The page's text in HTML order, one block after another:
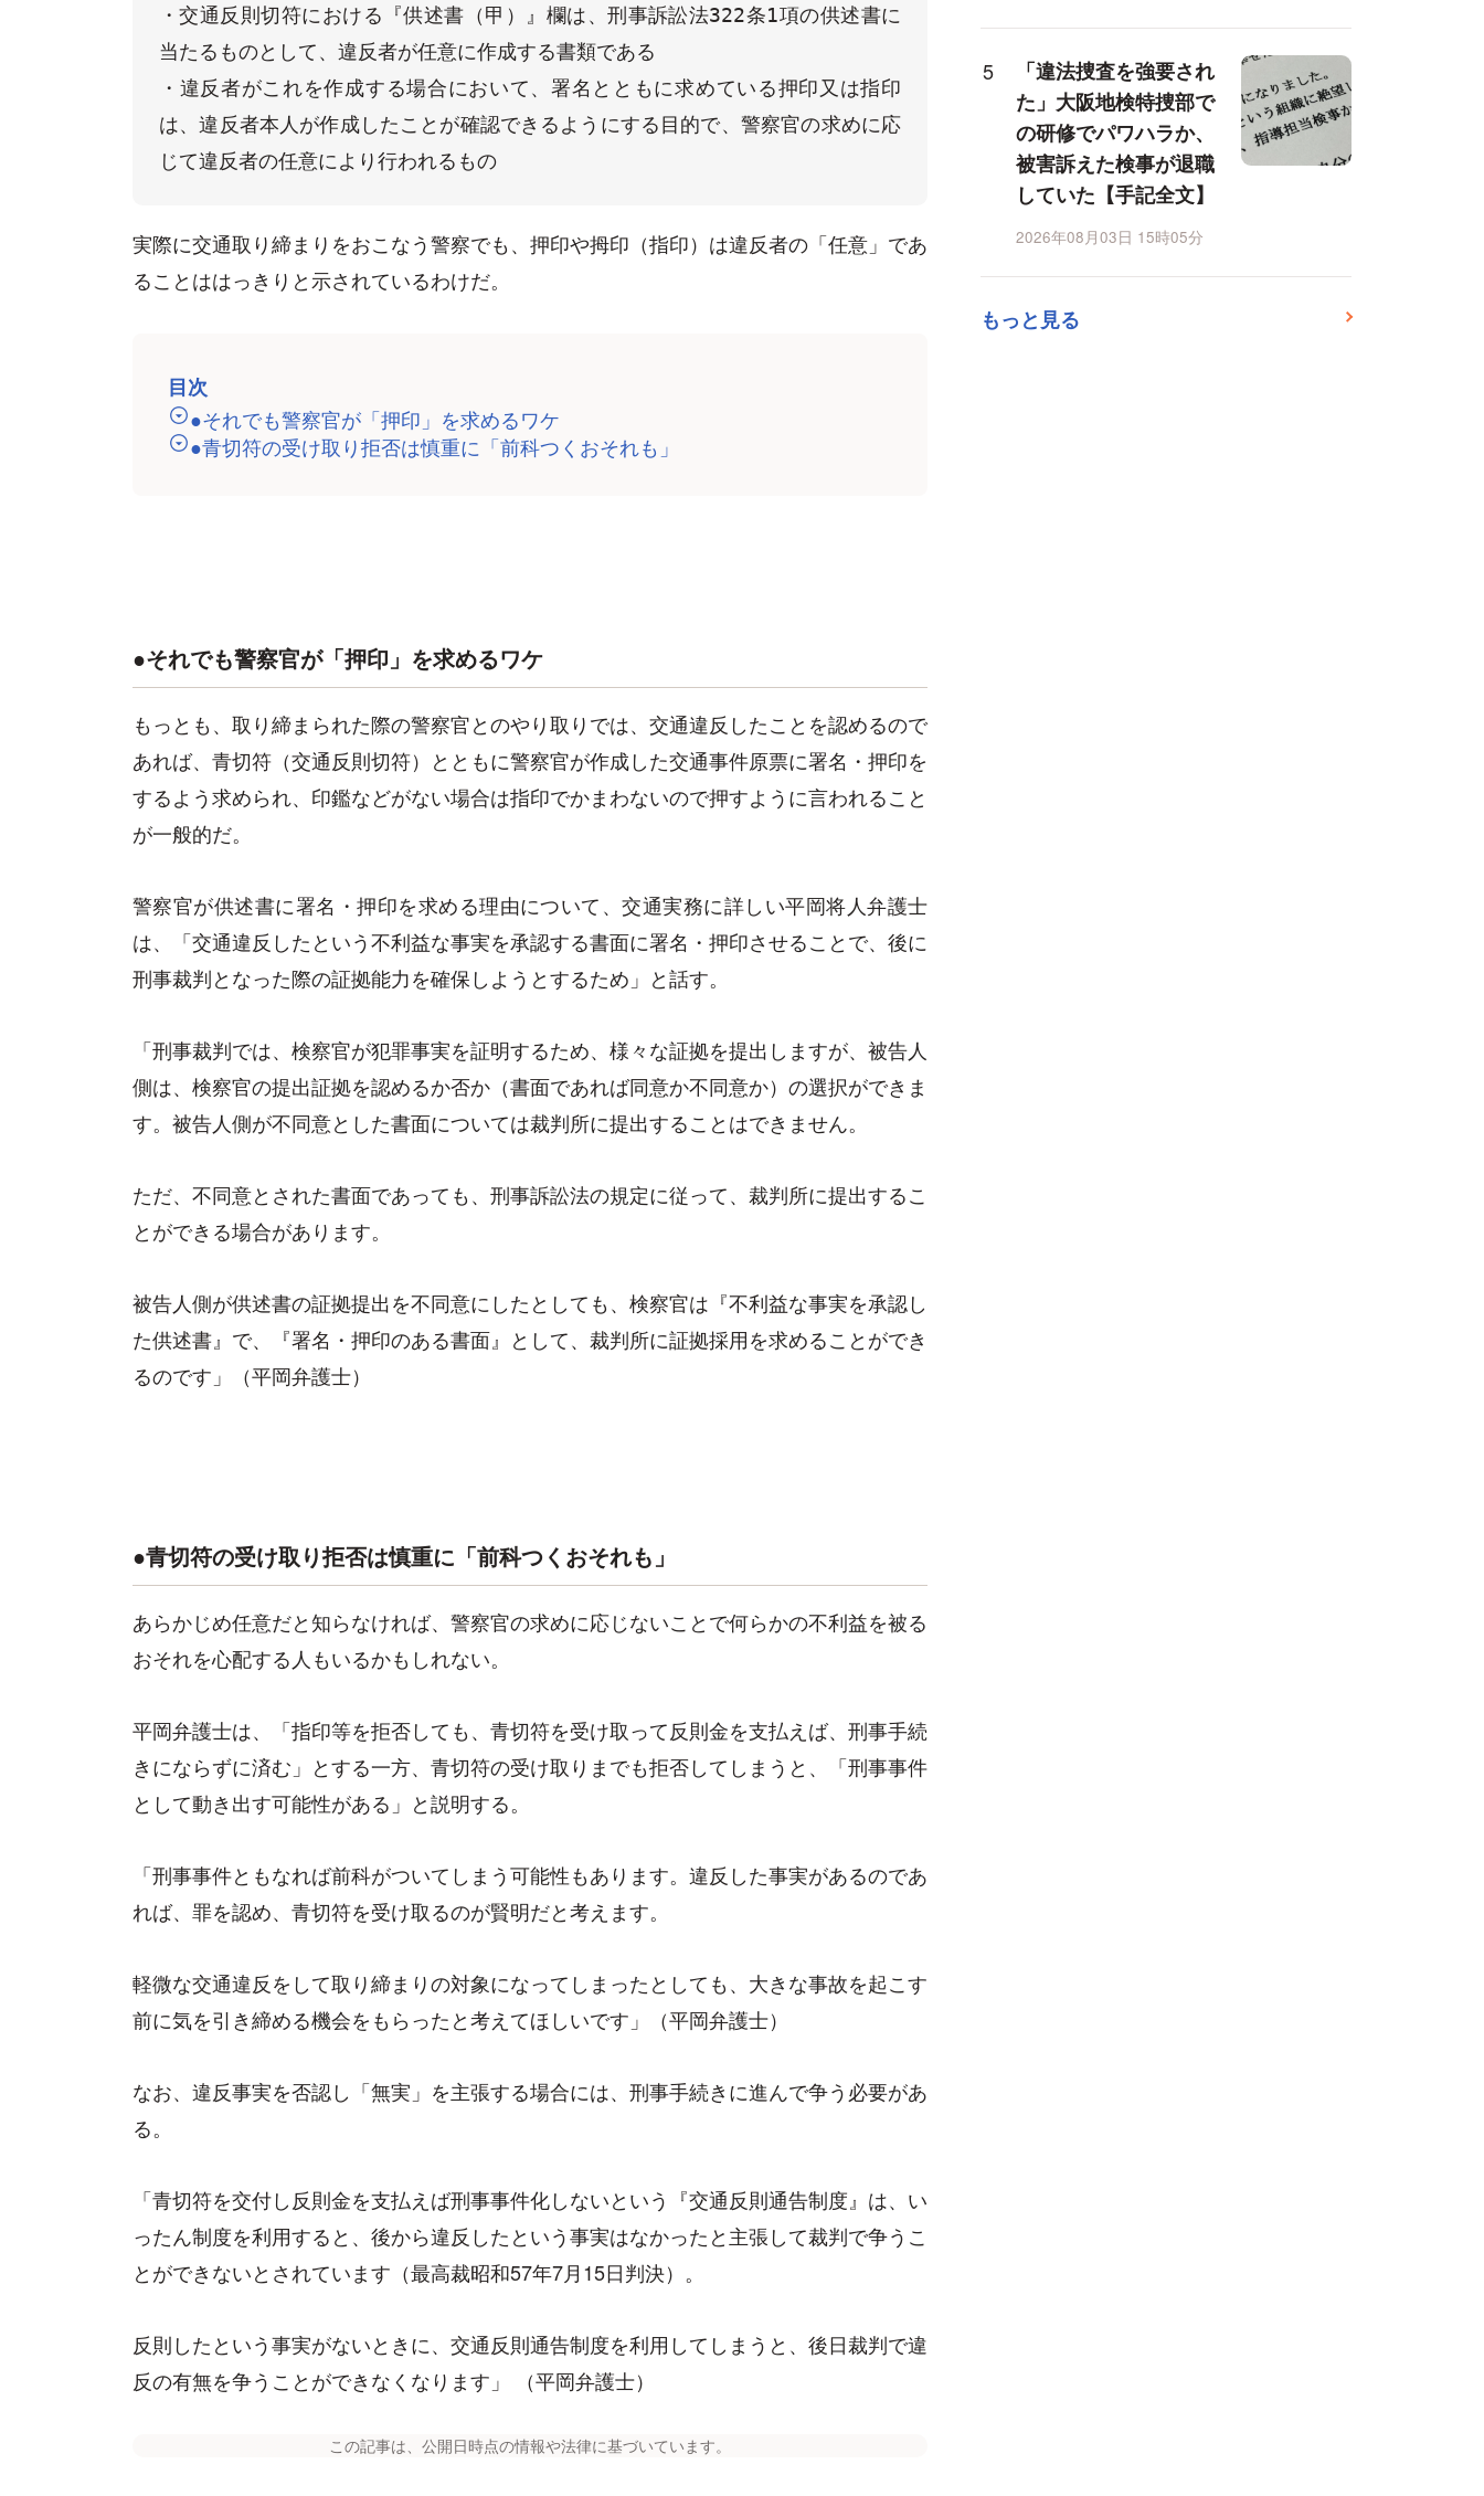
・交通反則切符における『供述書（甲）』欄は、刑事訴訟法322条1項の供述書に
当たるものとして、違反者が任意に作成する書類である
・違反者がこれを作成する場合において、署名とともに求めている押印又は指印
は、違反者本人が作成したことが確認できるようにする目的で、警察官の求めに応
実際に交通取り締まりをおこなう警察でも、押印や拇印（指印）は違反者の「任意」であ
ることははっきりと示されているわけだ。
目次
●それでも警察官が「押印」を求めるワケ
●青切符の受け取り拒否は慎重に「前科つくおそれも」
●それでも警察官が「押印」を求めるワケ
もっとも、取り締まられた際の警察官とのやり取りでは、交通違反したことを認めるので
あれば、青切符（交通反則切符）とともに警察官が作成した交通事件原票に署名・押印を
するよう求められ、印鑑などがない場合は指印でかまわないので押すように言われること
が一般的だ。
警察官が供述書に署名・押印を求める理由について、交通実務に詳しい平岡将人弁護士
は、「交通違反したという不利益な事実を承認する書面に署名・押印させることで、後に
刑事裁判となった際の証拠能力を確保しようとするため」と話す。
「刑事裁判では、検察官が犯罪事実を証明するため、様々な証拠を提出しますが、被告人
側は、検察官の提出証拠を認めるか否か（書面であれば同意か不同意か）の選択ができま
す。被告人側が不同意とした書面については裁判所に提出することはできません。
ただ、不同意とされた書面であっても、刑事訴訟法の規定に従って、裁判所に提出するこ
とができる場合があります。
被告人側が供述書の証拠提出を不同意にしたとしても、検察官は『不利益な事実を承認し
た供述書』で、『署名・押印のある書面』として、裁判所に証拠採用を求めることができ
るのです」（平岡弁護士）
●青切符の受け取り拒否は慎重に「前科つくおそれも」
あらかじめ任意だと知らなければ、警察官の求めに応じないことで何らかの不利益を被る
おそれを心配する人もいるかもしれない。
平岡弁護士は、「指印等を拒否しても、青切符を受け取って反則金を支払えば、刑事手続
きにならずに済む」とする一方、青切符の受け取りまでも拒否してしまうと、「刑事事件
として動き出す可能性がある」と説明する。
「刑事事件ともなれば前科がついてしまう可能性もあります。違反した事実があるのであ
れば、罪を認め、青切符を受け取るのが賢明だと考えます。
軽微な交通違反をして取り締まりの対象になってしまったとしても、大きな事故を起こす
前に気を引き締める機会をもらったと考えてほしいです」（平岡弁護士）
なお、違反事実を否認し「無実」を主張する場合には、刑事手続きに進んで争う必要があ
る。
「青切符を交付し反則金を支払えば刑事事件化しないという『交通反則通告制度』は、い
ったん制度を利用すると、後から違反したという事実はなかったと主張して裁判で争うこ
とができないとされています（最高裁昭和57年7月15日判決）。
反則したという事実がないときに、交通反則通告制度を利用してしまうと、後日裁判で違
反の有無を争うことができなくなります」 （平岡弁護士）
この記事は、公開日時点の情報や法律に基づいています。
「違法捜査を強要され
た」大阪地検特捜部で
の研修でパワハラか、
被害訴えた検事が退職
していた【手記全文】
2026年08月03日 15時05分
もっと見る